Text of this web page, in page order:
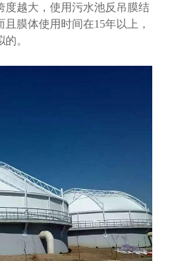
度越大，使用污水池反吊膜结
膜体使用时间在15年以上，
。